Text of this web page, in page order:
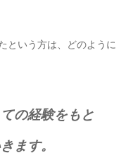
という方は、どのように
の経験をもと
ます。